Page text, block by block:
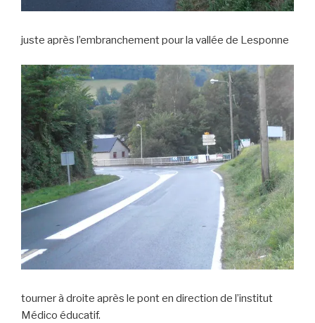
juste après l’embranchement pour la vallée de Lesponne
tourner à droite après le pont en direction de l’institut
Médico éducatif.